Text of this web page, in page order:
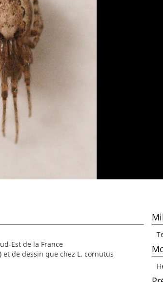
Est de la France
de dessin que chez L. cornutus